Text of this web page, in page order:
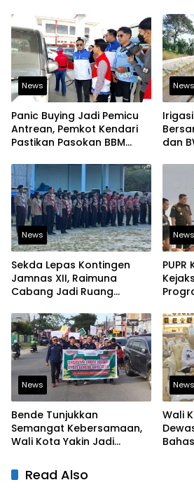
News
Panic Buying Jadi Pemicu
Antrean, Pemkot Kendari
Pastikan Pasokan BBM
News
dan
News
Sekda Lepas Kontingen
Jamnas XII, Raimuna
Cabang Jadi Ruang
dan Berjiwa Pemimpin
News
News
Bende Tunjukkan
Semangat Kebersamaan,
Wali Kota Yakin Jadi
Lain
News
Wali
Read Also